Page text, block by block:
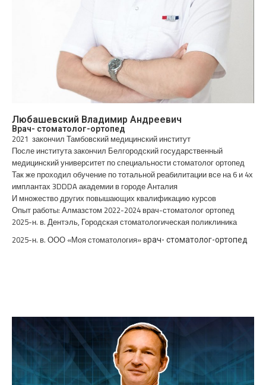
Любашевский Владимир Андреевич
Врач- стоматолог-ортопед
2021 закончил Тамбовский медицинский институт
После института закончил Белгородский государственный
медицинский университет по специальности стоматолог ортопед
Так же проходил обучение по тотальной реабилитации все на 6 и 4х
имплантах 3DDDA академии в городе Анталия
И множество других повышающих квалификацию курсов
Опыт работы: Алмазстом 2022-2024 врач-стоматолог ортопед
2025-н. в. Дентэль, Городская стоматологическая поликлиника
2025-н. в. ООО «Моя стоматология» врач- стоматолог-ортопед